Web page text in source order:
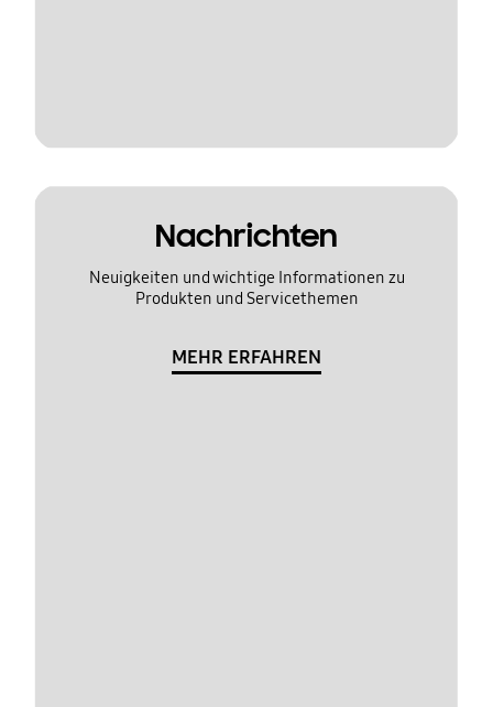
Nachrichten
Neuigkeiten und wichtige Informationen zu
Produkten und Servicethemen
MEHR ERFAHREN